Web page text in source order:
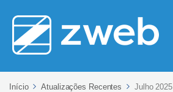
Início Atualizações Recentes Julho 2025